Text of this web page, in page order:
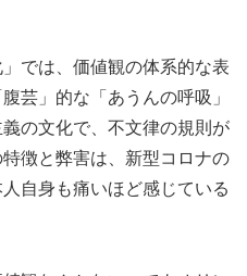
では、価値観の体系的な表
芸」的な「あうんの呼吸」
の文化で、不文律の規則が
徴と弊害は、新型コロナの
自身も痛いほど感じている